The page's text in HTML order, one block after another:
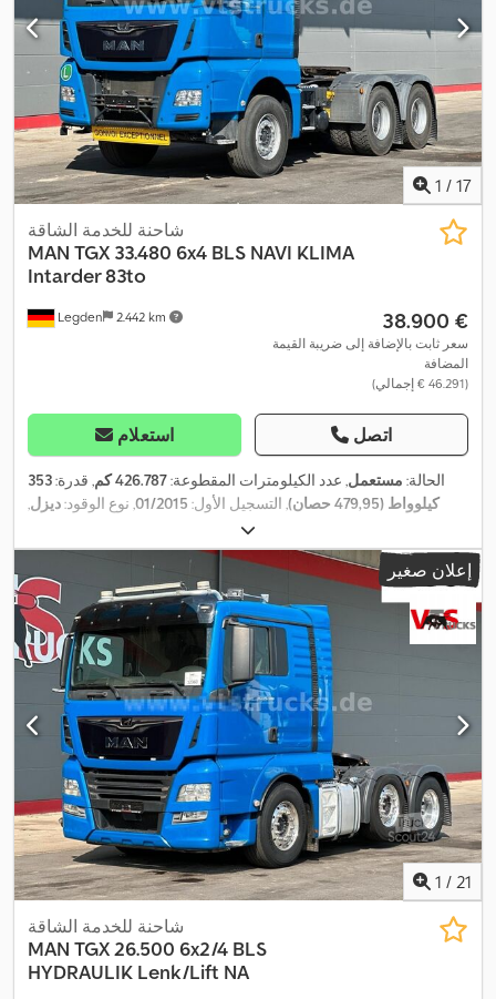
تكييف الهواء, تنظيم النوافذ الكهربائي, توجيه معزز بالطاقة, خزان وقود
ثانوي, قفل التروس التفاضلية, قفل مركزي, كمبيوتر على متن المركبة,
مثبت السرعة, مرآة كهربائية, مساعد بدء التشغيل على المرتفعات, نظام
التحكم في الجر, نظام الفرامل المانعة للانغلاق (ABS), نظام الملاحة,
وسادة هوائية,
1 / 17
Legden 2.442 km
شاحنة للخدمة الشاقة
MAN TGX 33.480 6x4 BLS NAVI KLIMA
Intarder 83to
‏38.900 €
سعر ثابت بالإضافة إلى ضريبة القيمة
المضافة
(‏46.291 € إجمالي)
استعلام اتصل
الحالة: مستعمل, عدد الكيلومترات المقطوعة:426.787 كم , قدرة:353
كيلوواط (479,95 حصان)
, التسجيل الأول: 01/2015, نوع الوقود:ديزل,
, تكوين المحور:
(TÜV):11/2026 , فرامل:المُبطئ, لون:أزرق, نوع التروس:تلقائي, فئة
الانبعاثات:يورو 6
برنامج الثبات الإلكتروني (ESP), تكييف الهواء,
سخان التدفئة أثناء التوقف, مرشح السخام, نظام الفرامل المانعة
للانغلاق (ABS), نظام الملاحة,
إعلان صغير
1 / 21
شاحنة للخدمة الشاقة
MAN TGX 26.500 6x2/4 BLS
HYDRAULIK Lenk/Lift NA